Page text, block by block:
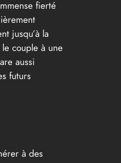
fierté
jusqu’à la
couple à une
aussi
futurs
à des